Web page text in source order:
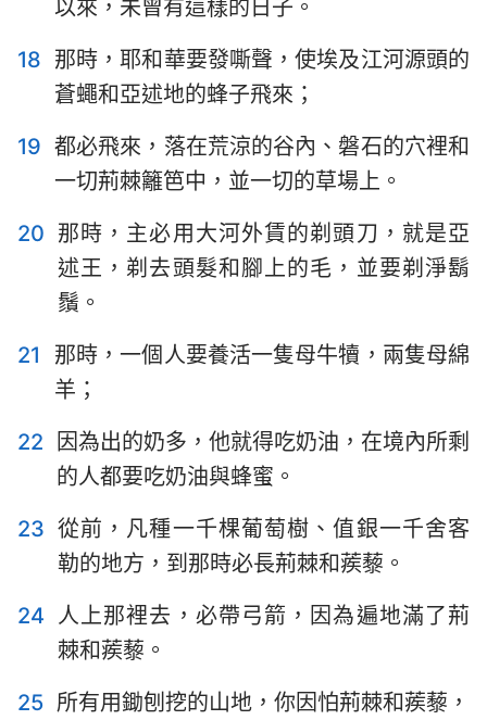
50
51 52 53 54
57
58 59 60 61 62
63
64
65 66
以來，未曾有這樣的日子。
18 那時，耶和華要發嘶聲，使埃及江河源頭的
蒼蠅和亞述地的蜂子飛來；
19 都必飛來，落在荒涼的谷內、磐石的穴裡和
一切荊棘籬笆中，並一切的草場上。
20 那時，主必用大河外賃的剃頭刀，就是亞
述王，剃去頭髮和腳上的毛，並要剃淨鬍
鬚。
21
那時，一個人要養活一隻母牛犢，兩隻母綿
羊；
22
因為出的奶多，他就得吃奶油，在境內所剩
的人都要吃奶油與蜂蜜。
23 從前，凡種一千棵葡萄樹、值銀一千舍客
勒的地方，到那時必長荊棘和蒺藜。
24 人上那裡去，必帶弓箭，因為遍地滿了荊
棘和蒺藜。
25 所有用鋤刨挖的山地，你因怕荊棘和蒺藜，